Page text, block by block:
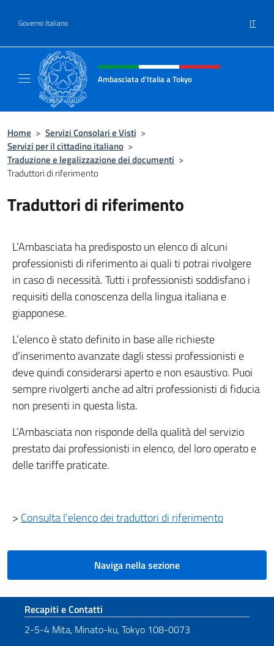
Governo Italiano IT
Intestazione sito, social e menù
Ambasciata d'Italia a Tokyo
Home > Servizi Consolari e Visti >
Servizi per il cittadino italiano >
Traduzione e legalizzazione dei documenti >
Traduttori di riferimento
Traduttori di riferimento
L’Ambasciata ha predisposto un elenco di alcuni
professionisti di riferimento ai quali ti potrai rivolgere
in caso di necessità. Tutti i professionisti soddisfano i
requisiti della conoscenza della lingua italiana e
giapponese.
L’elenco è stato definito in base alle richieste
d’inserimento avanzate dagli stessi professionisti e
deve quindi considerarsi aperto e non esaustivo. Puoi
sempre rivolgerti anche ad altri professionisti di fiducia
non presenti in questa lista.
L’Ambasciata non risponde della qualità del servizio
prestato dai professionisti in elenco, del loro operato e
delle tariffe praticate.
> Consulta l’elenco dei traduttori di riferimento
Naviga nella sezione
Sezione footer
Recapiti e Contatti
2-5-4 Mita, Minato-ku, Tokyo 108-0073